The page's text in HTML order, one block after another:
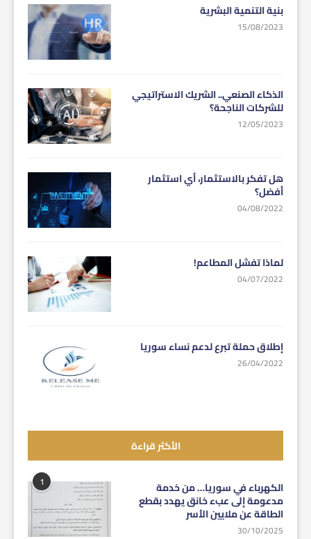
بنية التنمية البشرية
15/08/2023
الذكاء الصنعي.. الشريك الاستراتيجي
للشركات الناجحة؟
12/05/2023
هل تفكر بالاستثمار، أي استثمار
أفضل؟
04/08/2022
لماذا تفشل المطاعم!
04/07/2022
إطلاق حملة تبرع لدعم نساء سوريا
26/04/2022
الأكثر قراءة
1 الكهرباء في سوريا… من خدمة
مدعومة إلى عبء خانق يهدد بقطع
الطاقة عن ملايين الأسر
30/10/2025